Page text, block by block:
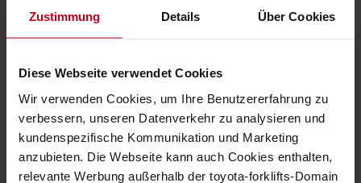
Zustimmung Details Über Cookies
Diese Webseite verwendet Cookies
Wir verwenden Cookies, um Ihre Benutzererfahrung zu
verbessern, unseren Datenverkehr zu analysieren und
kundenspezifische Kommunikation und Marketing
anzubieten. Die Webseite kann auch Cookies enthalten,
relevante Werbung außerhalb der toyota-forklifts-Domain